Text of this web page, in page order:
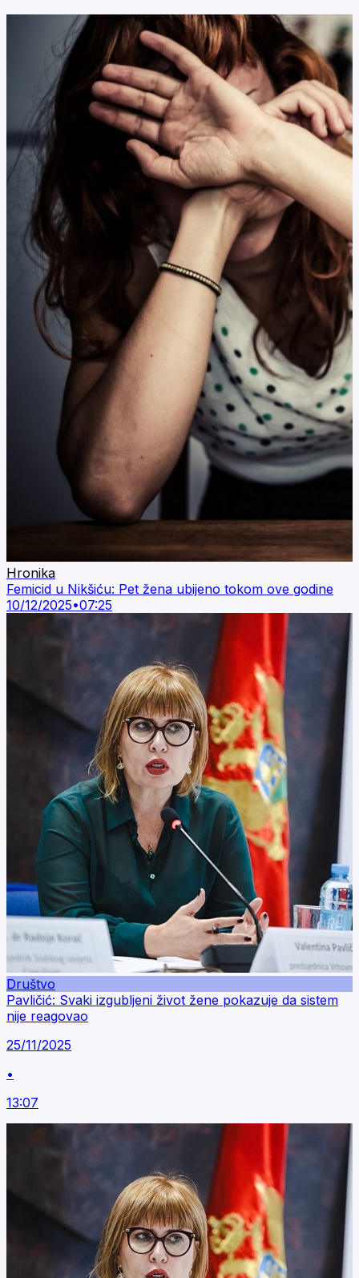
Hronika
Femicid u Nikšiću: Pet žena ubijeno tokom ove godine
10/12/2025•07:25
Društvo
Pavličić: Svaki izgubljeni život žene pokazuje da sistem
nije reagovao
25/11/2025
•
13:07